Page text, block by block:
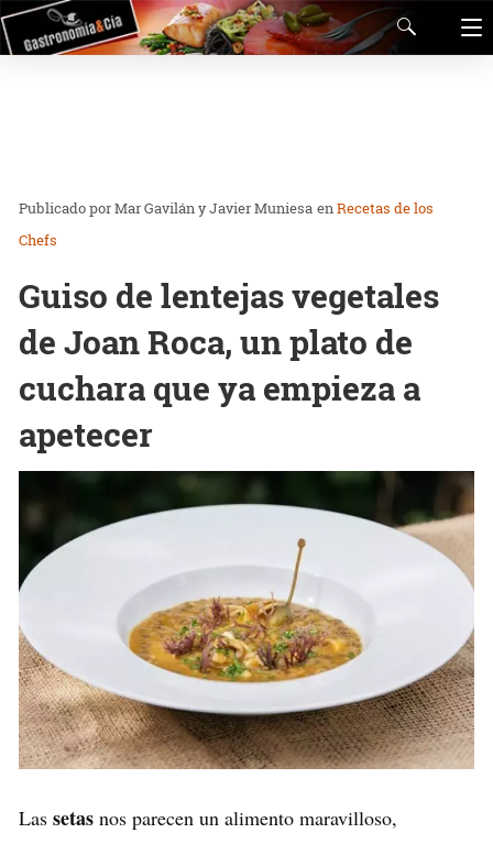
Mar Gavilán y Javier Muniesa enRecetas de los
Chefs
Guiso de lentejas vegetales
de Joan Roca, un plato de
cuchara que ya empieza a
apetecer
Las setas nos parecen un alimento maravilloso,